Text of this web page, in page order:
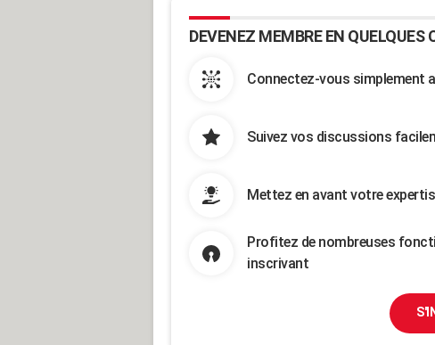
DEVENEZ MEMBRE EN QUELQUES
Connectez-vous simplement
Suivez vos discussions
Mettez en avant votre
Profitez de nombreuses
inscrivant